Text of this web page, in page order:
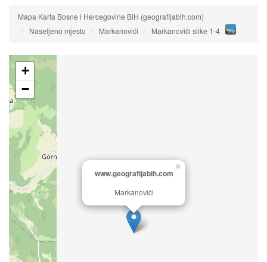
Mapa Karta Bosne i Hercegovine BiH (geografijabih.com)
Naseljeno mjesto
Markanovići Markanovići slike 1-4
www.geografijabih.com
Markanovići
×
+
−